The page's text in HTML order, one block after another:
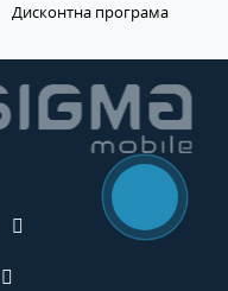
Дисконтна програма